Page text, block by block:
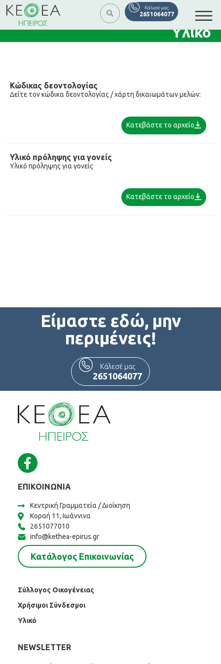
Κάλεσέ μας
2651064077
Υλικό
Κώδικας δεοντολογίας
Δείτε τον κώδικα δεοντολογίας / χάρτη δικαιωμάτων μελών:
Κατεβάστε το αρχείο
Υλικό πρόληψης για γονείς
Υλικό πρόληψης για γονείς
Κατεβάστε το αρχείο
Είμαστε εδώ, μην
περιμένεις!
Κάλεσέ μας
2651064077
ΕΠΙΚΟΙΝΩΝΊΑ
Κεντρική Γραμματεία / Διοίκηση
Κοραή 11, Ιωάννινα
2651077010
info@kethea-epirus.gr
Κατάλογος Επικοινωνίας
Σύλλογος Οικογένειας
Χρήσιμοι Σύνδεσμοι
Υλικό
NEWSLETTER